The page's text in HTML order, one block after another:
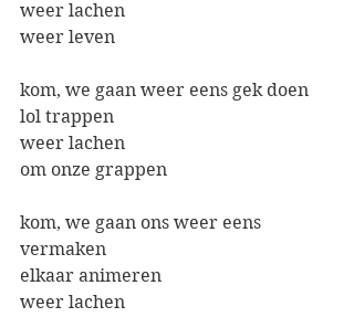
weer lachen
weer leven
kom, we gaan weer eens gek doen
lol trappen
weer lachen
om onze grappen
kom, we gaan ons weer eens
vermaken
elkaar animeren
weer lachen